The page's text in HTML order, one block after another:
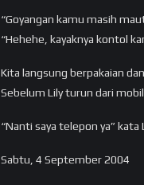
“Goyangan kamu masih
“Hehehe, kayaknya kontol
Kita langsung berpakaian
Sebelum Lily turun dari
“Nanti saya telepon ya” kata
Sabtu, 4 September 2004